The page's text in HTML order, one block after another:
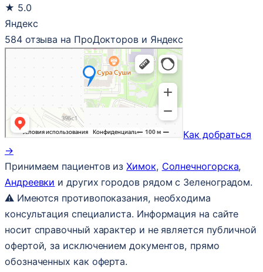
★ 5.0
Яндекс
584 отзыва на ПроДокторов и Яндекс
Как добраться
→
Принимаем пациентов изХимок, Солнечногорска,
Андреевки и других городов рядом с Зеленоградом.
⚠ Имеются противопоказания, необходима
консультация специалиста. Информация на сайте
носит справочный характер и не является публичной
офертой, за исключением документов, прямо
обозначенных как оферта.